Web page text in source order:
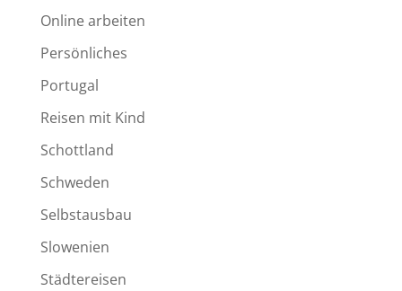
Online arbeiten
Persönliches
Portugal
Reisen mit Kind
Schottland
Schweden
Selbstausbau
Slowenien
Städtereisen